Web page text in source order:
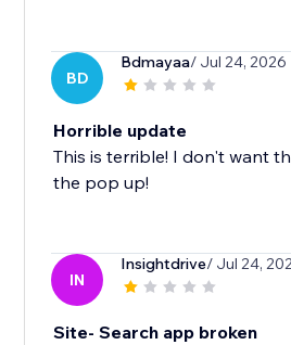
BD
Bdmayaa/ Jul 24, 2026
Horrible update
This is terrible! I don't want
the pop up!
IN
Insightdrive/ Jul 24,
Site- Search app broken